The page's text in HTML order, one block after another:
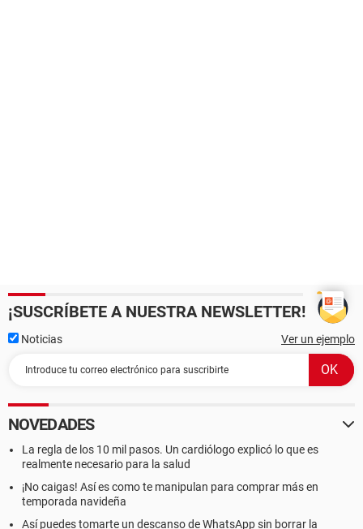
¡SUSCRÍBETE A NUESTRA NEWSLETTER!
Noticias Ver un ejemplo
NOVEDADES
La regla de los 10 mil pasos. Un cardiólogo explicó lo que es
realmente necesario para la salud
¡No caigas! Así es como te manipulan para comprar más en
temporada navideña
Así puedes tomarte un descanso de WhatsApp sin borrar la